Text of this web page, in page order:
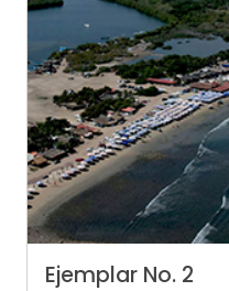
Ejemplar No. 2